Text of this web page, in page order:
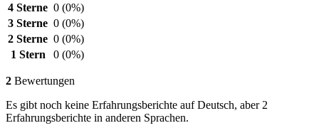
4 Sterne 0 (0%)
3 Sterne 0 (0%)
2 Sterne 0 (0%)
1 Stern
0 (0%)
2 Bewertungen
Es gibt noch keine Erfahrungsberichte auf Deutsch, aber 2
Erfahrungsberichte in anderen Sprachen.